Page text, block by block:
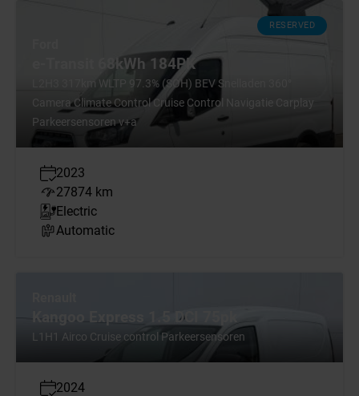
RESERVED
e-Transit 68kWh 184PK
L2H3 317km WLTP 97.3% (SOH) BEV Snelladen 360°
Camera Climate Control Cruise Control Navigatie Carplay
Parkeersensoren v+a
2023
27874 km
Electric
Automatic
Kangoo Express 1.5 DCI 75pk
L1H1 Airco Cruise control Parkeersensoren
2024